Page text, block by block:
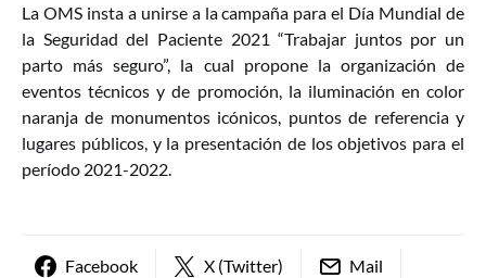
La OMS insta a unirse a la campaña para el Día Mundial de
la Seguridad del Paciente 2021 “Trabajar juntos por un
parto más seguro”, la cual propone la organización de
eventos técnicos y de promoción, la iluminación en color
naranja de monumentos icónicos, puntos de referencia y
lugares públicos, y la presentación de los objetivos para el
período 2021-2022.
Facebook X (Twitter)
Mail